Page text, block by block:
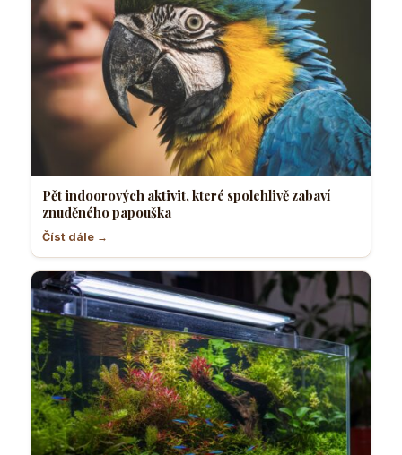
Pět indoorových aktivit, které spolehlivě zabaví
znuděného papouška
Číst dále →